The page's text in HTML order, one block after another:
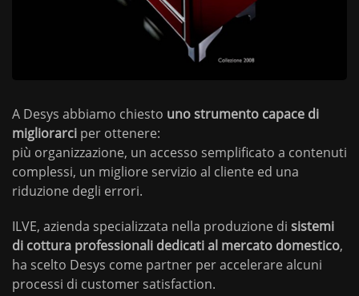
A Desys abbiamo chiesto uno strumento capace di
migliorarci per ottenere:
più organizzazione, un accesso semplificato a contenuti
complessi, un migliore servizio al cliente ed una
riduzione degli errori.
ILVE, azienda specializzata nella produzione di sistemi
di cottura professionali dedicati al mercato domestico,
ha scelto Desys come partner per accelerare alcuni
processi di customer satisfaction.